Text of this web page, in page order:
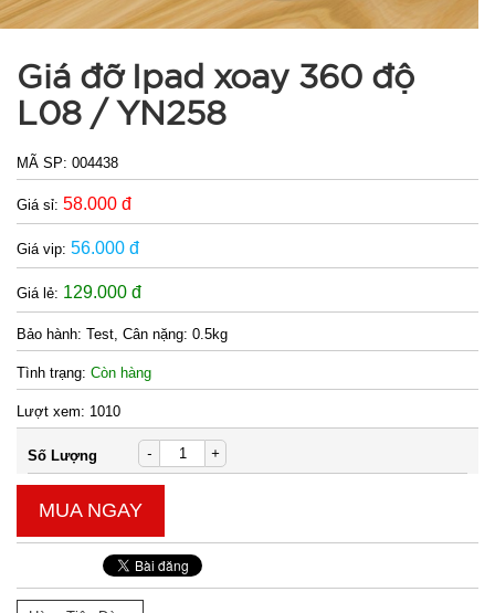
Giá đỡ Ipad xoay 360 độ
L08 / YN258
MÃ SP: 004438
Giá sỉ: 58.000 đ
Giá vip: 56.000 đ
Giá lẻ: 129.000 đ
Bảo hành: Test, Cân nặng: 0.5kg
Tình trạng: Còn hàng
Lượt xem: 1010
Số Lượng - +
MUA NGAY